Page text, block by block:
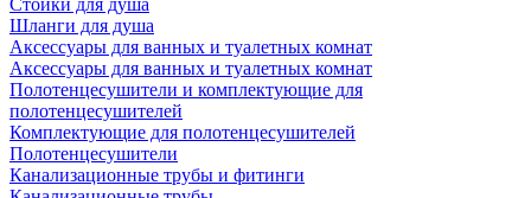
Шланги для душа
Аксессуары для ванных и туалетных комнат
Аксессуары для ванных и туалетных комнат
Полотенцесушители и комплектующие для
полотенцесушителей
Комплектующие для полотенцесушителей
Полотенцесушители
Канализационные трубы и фитинги